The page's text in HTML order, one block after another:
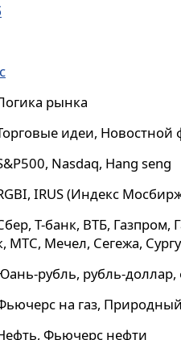
рынка
идеи, Новостной
Nasdaq, Hang seng
IRUS (Индекс
Т-банк, ВТБ,
МТС, Мечел, Сегежа,
рубль, рубль-
на газ,
Фьючерс нефти